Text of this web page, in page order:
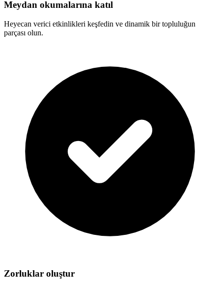
Meydan okumalarına katıl
Heyecan verici etkinlikleri keşfedin ve dinamik bir topluluğun
parçası olun.
Zorluklar oluştur